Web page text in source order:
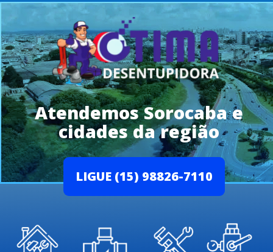
Atendemos Sorocaba e
cidades da região
LIGUE (15) 98826-7110